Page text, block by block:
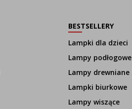
BESTSELLERY
Lampki dla dzieci
Lampy podłogowe
Lampy drewniane
Lampki biurkowe
Lampy wiszące